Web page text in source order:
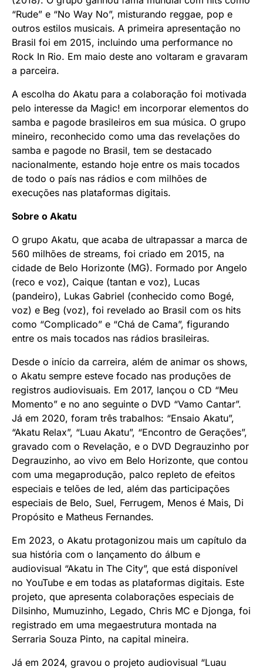
“Rude” e “No Way No”, misturando reggae, pop e
outros estilos musicais. A primeira apresentação no
Brasil foi em 2015, incluindo uma performance no
Rock In Rio. Em maio deste ano voltaram e gravaram
a parceira.
A escolha do Akatu para a colaboração foi motivada
pelo interesse da Magic! em incorporar elementos do
samba e pagode brasileiros em sua música. O grupo
mineiro, reconhecido como uma das revelações do
samba e pagode no Brasil, tem se destacado
nacionalmente, estando hoje entre os mais tocados
de todo o país nas rádios e com milhões de
execuções nas plataformas digitais.
Sobre o Akatu
O grupo Akatu, que acaba de ultrapassar a marca de
560 milhões de streams, foi criado em 2015, na
cidade de Belo Horizonte (MG). Formado por Angelo
(reco e voz), Caique (tantan e voz), Lucas
(pandeiro), Lukas Gabriel (conhecido como Bogé,
voz) e Beg (voz), foi revelado ao Brasil com os hits
como “Complicado” e “Chá de Cama”, figurando
entre os mais tocados nas rádios brasileiras.
Desde o início da carreira, além de animar os shows,
o Akatu sempre esteve focado nas produções de
registros audiovisuais. Em 2017, lançou o CD “Meu
Momento” e no ano seguinte o DVD “Vamo Cantar”.
Já em 2020, foram três trabalhos: “Ensaio Akatu”,
“Akatu Relax”, “Luau Akatu”, “Encontro de Gerações”,
gravado com o Revelação, e o DVD Degrauzinho por
Degrauzinho, ao vivo em Belo Horizonte, que contou
com uma megaprodução, palco repleto de efeitos
especiais e telões de led, além das participações
especiais de Belo, Suel, Ferrugem, Menos é Mais, Di
Propósito e Matheus Fernandes.
Em 2023, o Akatu protagonizou mais um capítulo da
sua história com o lançamento do álbum e
audiovisual “Akatu in The City”, que está disponível
no YouTube e em todas as plataformas digitais. Este
projeto, que apresenta colaborações especiais de
Dilsinho, Mumuzinho, Legado, Chris MC e Djonga, foi
registrado em uma megaestrutura montada na
Serraria Souza Pinto, na capital mineira.
Já em 2024, gravou o projeto audiovisual “Luau